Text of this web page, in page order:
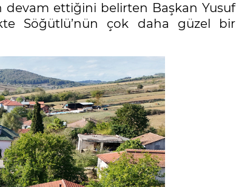
devam ettiğini belirten Başkan Yusuf
Söğütlü’nün çok daha güzel bir